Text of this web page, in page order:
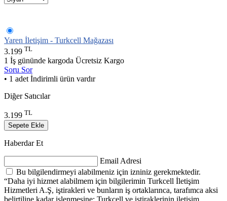
Yaren İletişim - Turkcell Mağazası
3.199 TL
1 İş gününde kargoda Ücretsiz Kargo
Soru Sor
• 1 adet İndirimli ürün vardır
Diğer Satıcılar
3.199 TL
Sepete Ekle
Haberdar Et
Email Adresi
Bu bilgilendirmeyi alabilmeniz için izniniz gerekmektedir.
“Daha iyi hizmet alabilmem için bilgilerimin Turkcell İletişim
Hizmetleri A.Ş, iştirakleri ve bunların iş ortaklarınca, tarafımca aksi